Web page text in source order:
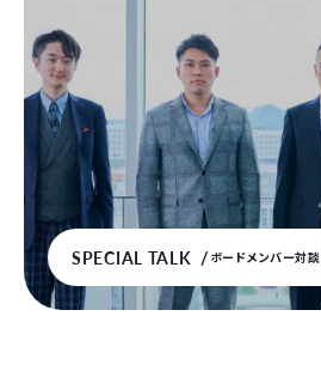
SPECIAL TALK ボードメンバー対談